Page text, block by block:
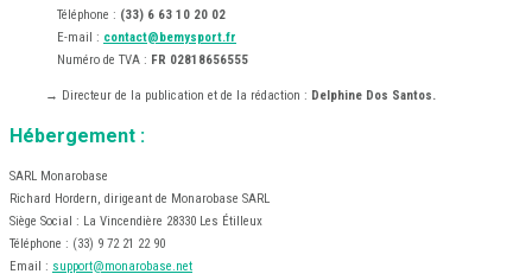
Téléphone : (33) 6 63 10 20 02
E-mail : contact@bemysport.fr
Numéro de TVA : FR 02818656555
→ Directeur de la publication et de la rédaction : Delphine Dos Santos.
Hébergement :
SARL Monarobase
Richard Hordern, dirigeant de Monarobase SARL
Siège Social : La Vincendière 28330 Les Étilleux
Téléphone : (33) 9 72 21 22 90
Email : support@monarobase.net